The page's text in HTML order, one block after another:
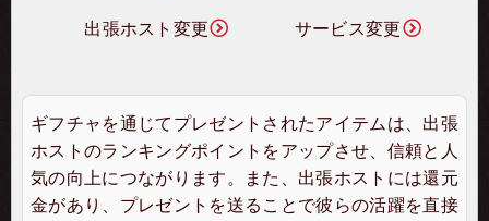
出張ホスト変更 サービス変更
ギフチャを通じてプレゼントされたアイテムは、出張
ホストのランキングポイントをアップさせ、信頼と人
気の向上につながります。また、出張ホストには還元
金があり、プレゼントを送ることで彼らの活躍を直接